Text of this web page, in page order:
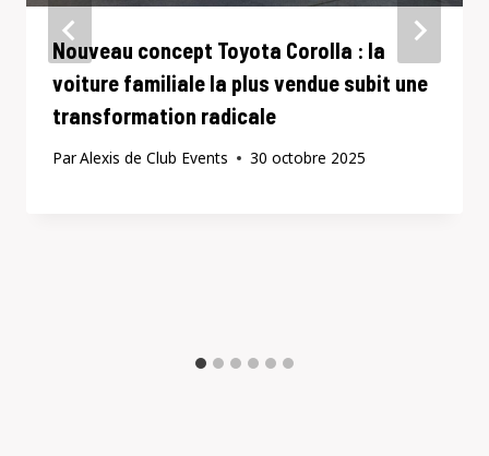
Nouveau concept Toyota Corolla : la
voiture familiale la plus vendue subit une
transformation radicale
ParAlexis de Club Events 30 octobre 2025